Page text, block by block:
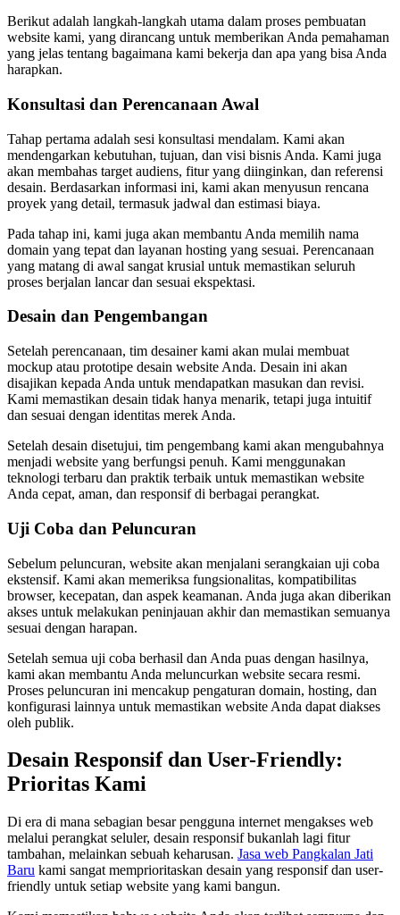
Berikut adalah langkah-langkah utama dalam proses pembuatan
website kami, yang dirancang untuk memberikan Anda pemahaman
yang jelas tentang bagaimana kami bekerja dan apa yang bisa Anda
harapkan.
Konsultasi dan Perencanaan Awal
Tahap pertama adalah sesi konsultasi mendalam. Kami akan
mendengarkan kebutuhan, tujuan, dan visi bisnis Anda. Kami juga
akan membahas target audiens, fitur yang diinginkan, dan referensi
desain. Berdasarkan informasi ini, kami akan menyusun rencana
proyek yang detail, termasuk jadwal dan estimasi biaya.
Pada tahap ini, kami juga akan membantu Anda memilih nama
domain yang tepat dan layanan hosting yang sesuai. Perencanaan
yang matang di awal sangat krusial untuk memastikan seluruh
proses berjalan lancar dan sesuai ekspektasi.
Desain dan Pengembangan
Setelah perencanaan, tim desainer kami akan mulai membuat
mockup atau prototipe desain website Anda. Desain ini akan
disajikan kepada Anda untuk mendapatkan masukan dan revisi.
Kami memastikan desain tidak hanya menarik, tetapi juga intuitif
dan sesuai dengan identitas merek Anda.
Setelah desain disetujui, tim pengembang kami akan mengubahnya
menjadi website yang berfungsi penuh. Kami menggunakan
teknologi terbaru dan praktik terbaik untuk memastikan website
Anda cepat, aman, dan responsif di berbagai perangkat.
Uji Coba dan Peluncuran
Sebelum peluncuran, website akan menjalani serangkaian uji coba
ekstensif. Kami akan memeriksa fungsionalitas, kompatibilitas
browser, kecepatan, dan aspek keamanan. Anda juga akan diberikan
akses untuk melakukan peninjauan akhir dan memastikan semuanya
sesuai dengan harapan.
Setelah semua uji coba berhasil dan Anda puas dengan hasilnya,
kami akan membantu Anda meluncurkan website secara resmi.
Proses peluncuran ini mencakup pengaturan domain, hosting, dan
konfigurasi lainnya untuk memastikan website Anda dapat diakses
oleh publik.
Desain Responsif dan User-Friendly:
Prioritas Kami
Di era di mana sebagian besar pengguna internet mengakses web
melalui perangkat seluler, desain responsif bukanlah lagi fitur
tambahan, melainkan sebuah keharusan. Jasa web Pangkalan Jati
Baru kami sangat memprioritaskan desain yang responsif dan user-
friendly untuk setiap website yang kami bangun.